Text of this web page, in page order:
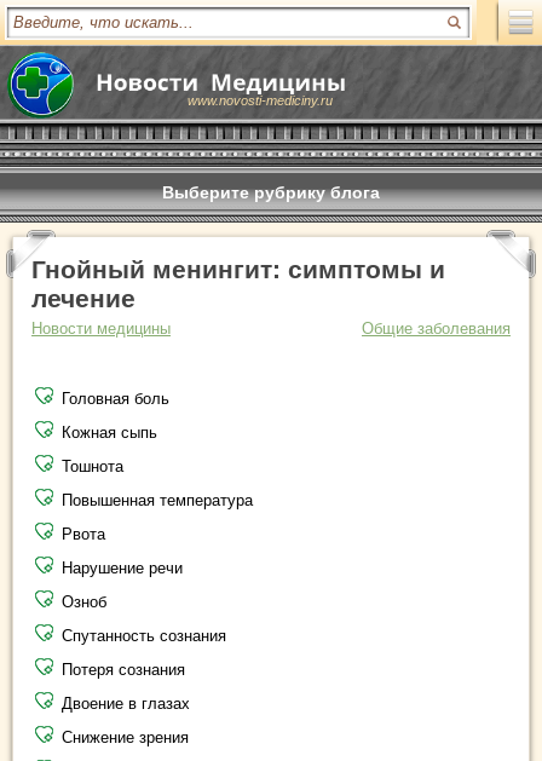
www.novosti-mediciny.ru
Выберите рубрику блога
Гнойный менингит: симптомы и
лечение
Новости медицины Общие заболевания
Головная боль
Кожная сыпь
Тошнота
Повышенная температура
Рвота
Нарушение речи
Озноб
Спутанность сознания
Потеря сознания
Двоение в глазах
Снижение зрения